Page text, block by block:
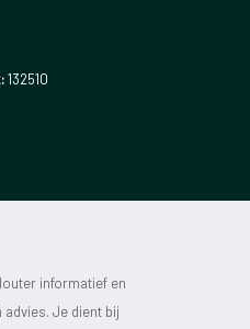
132510
informatief en
Je dient bij